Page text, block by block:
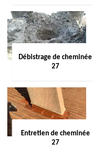
Débistrage de cheminée
27
Entretien de cheminée
27